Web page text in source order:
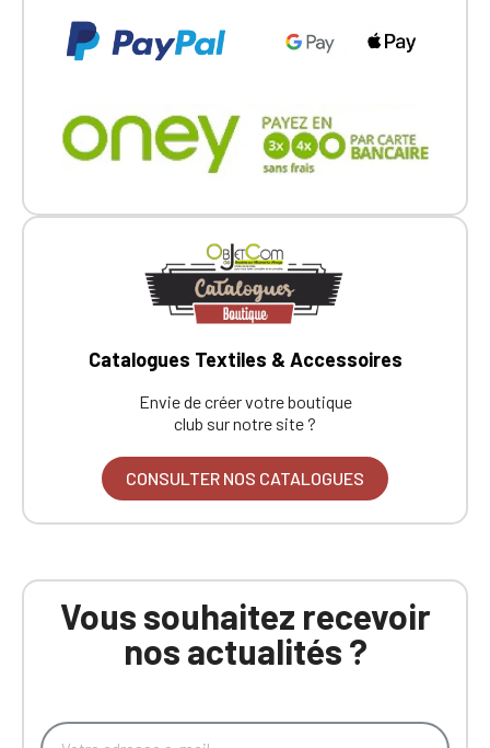
Catalogues Textiles & Accessoires
Envie de créer votre boutique
club sur notre site ?
CONSULTER NOS CATALOGUES
Vous souhaitez recevoir
nos actualités ?